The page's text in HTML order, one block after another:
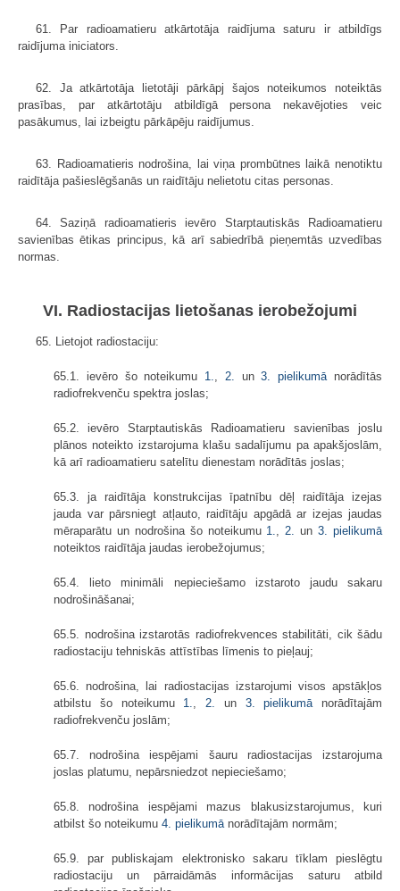
61. Par radioamatieru atkārtotāja raidījuma saturu ir atbildīgs
raidījuma iniciators.
62. Ja atkārtotāja lietotāji pārkāpj šajos noteikumos noteiktās
prasības, par atkārtotāju atbildīgā persona nekavējoties veic
pasākumus, lai izbeigtu pārkāpēju raidījumus.
63. Radioamatieris nodrošina, lai viņa prombūtnes laikā nenotiktu
raidītāja pašieslēgšanās un raidītāju nelietotu citas personas.
64. Saziņā radioamatieris ievēro Starptautiskās Radioamatieru
savienības ētikas principus, kā arī sabiedrībā pieņemtās uzvedības
normas.
VI. Radiostacijas lietošanas ierobežojumi
65. Lietojot radiostaciju:
65.1. ievēro šo noteikumu 1. 2. un3. pielikumā norādītās
radiofrekvenču spektra joslas;
65.2. ievēro Starptautiskās Radioamatieru savienības joslu
plānos noteikto izstarojuma klašu sadalījumu pa apakšjoslām,
kā arī radioamatieru satelītu dienestam norādītās joslas;
65.3. ja raidītāja konstrukcijas īpatnību dēļ raidītāja izejas
jauda var pārsniegt atļauto, raidītāju apgādā ar izejas jaudas
mēraparātu un nodrošina šo noteikumu 1. 2.un3. pielikumā
noteiktos raidītāja jaudas ierobežojumus;
65.4. lieto minimāli nepieciešamo izstaroto jaudu sakaru
nodrošināšanai;
65.5. nodrošina izstarotās radiofrekvences stabilitāti, cik šādu
radiostaciju tehniskās attīstības līmenis to pieļauj;
65.6. nodrošina, lai radiostacijas izstarojumi visos apstākļos
atbilstu šo noteikumu 1. 2. un 3. pielikumā norādītajām
radiofrekvenču joslām;
65.7. nodrošina iespējami šauru radiostacijas izstarojuma
joslas platumu, nepārsniedzot nepieciešamo;
65.8. nodrošina iespējami mazus blakusizstarojumus, kuri
atbilst šo noteikumu 4. pielikumā norādītajām normām;
65.9. par publiskajam elektronisko sakaru tīklam pieslēgtu
radiostaciju un pārraidāmās informācijas saturu atbild